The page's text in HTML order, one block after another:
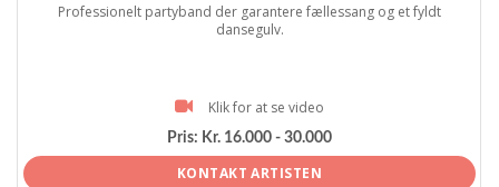
Professionelt partyband der garantere fællessang og et fyldt
dansegulv.
Klik for at se video
Pris: Kr. 16.000 - 30.000
KONTAKT ARTISTEN